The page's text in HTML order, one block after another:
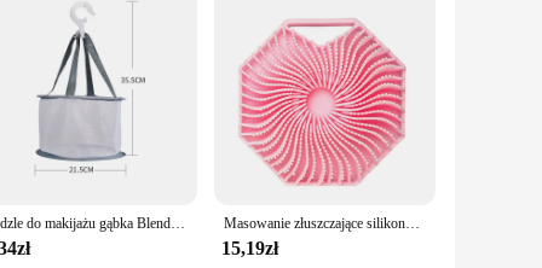
ergonomic handle is designed to reduce hand fatigue,
you're a professional or a beauty enthusiast. With the
Pędzle do makijażu gąbka Blender Puff Cleaner narzędzia do makijażu mycie czyszczenie miska na płyn zestaw siatek do suszenia na powietrzu do pudru i cieni do powiek Masowanie złuszczające silikonowa obudowa CALIYI szczotka pod prysznic bardziej higieniczne kąpiele prysznic akcesorium dobrze się pieli
15,19zł